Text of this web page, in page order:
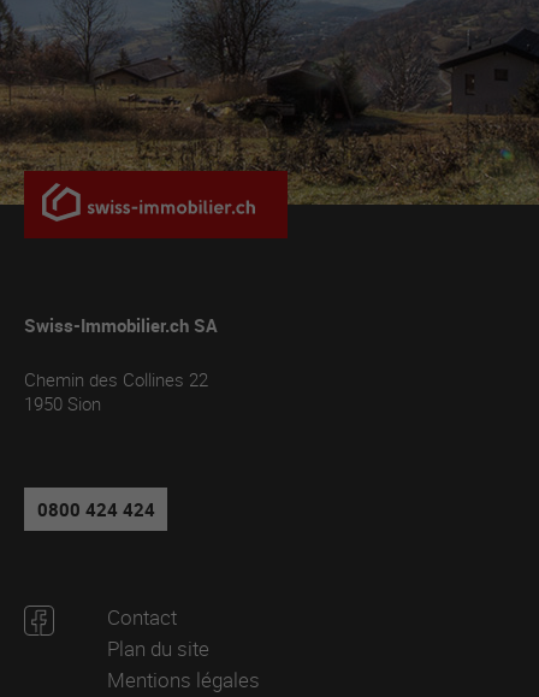
Swiss-Immobilier.ch SA
Chemin des Collines 22
1950 Sion
0800 424 424
Contact
Plan du site
Mentions légales